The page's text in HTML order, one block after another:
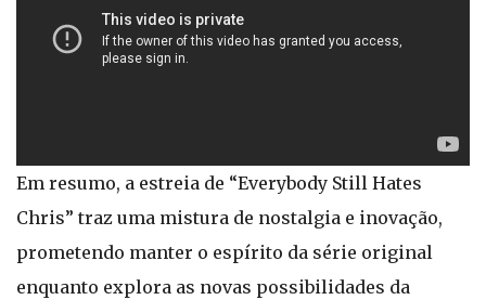
Em resumo, a estreia de “Everybody Still Hates
Chris” traz uma mistura de nostalgia e inovação,
prometendo manter o espírito da série original
enquanto explora as novas possibilidades da